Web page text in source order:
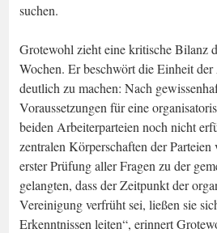
suchen.
Grotewohl zieht eine kritische Bilanz
Wochen. Er beschwört die Einheit
deutlich zu machen: Nach
Voraussetzungen für eine
beiden Arbeiterparteien noch nicht
zentralen Körperschaften der
erster Prüfung aller Fragen zu der
gelangten, dass der Zeitpunkt der
Vereinigung verfrüht sei, ließen sie
Erkenntnissen leiten“, erinnert